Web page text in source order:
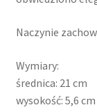
Naczynie
Wymiary:
średnica: 21 cm
wysokość: 5,6 cm